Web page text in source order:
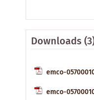
Downloads
emco-
emco-